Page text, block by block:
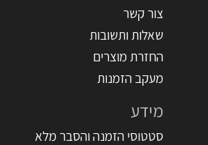
צור קשר
שאלות ותשובות
החזרת מוצרים
מעקב הזמנות
מידע
סטטוסי הזמנה והסבר מלא